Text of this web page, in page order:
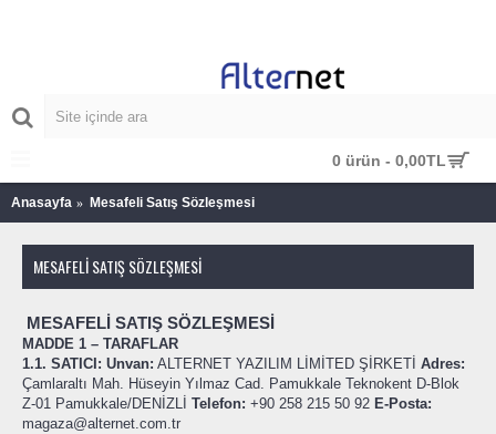
0 ürün - 0,00TL
Anasayfa Mesafeli Satış Sözleşmesi
MESAFELI SATIŞ SÖZLEŞMESI
MESAFELİ SATIŞ SÖZLEŞMESİ
MADDE 1 – TARAFLAR
1.1. SATICI: Unvan: ALTERNET YAZILIM LİMİTED ŞİRKETİ Adres:
Çamlaraltı Mah. Hüseyin Yılmaz Cad. Pamukkale Teknokent D-Blok
Z-01 Pamukkale/DENİZLİ Telefon: +90 258 215 50 92 E-Posta:
magaza@alternet.com.tr